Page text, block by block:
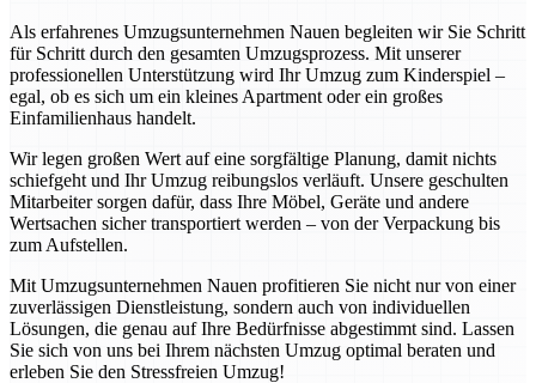
Als erfahrenes Umzugsunternehmen Nauen begleiten wir Sie Schritt
für Schritt durch den gesamten Umzugsprozess. Mit unserer
professionellen Unterstützung wird Ihr Umzug zum Kinderspiel –
egal, ob es sich um ein kleines Apartment oder ein großes
Einfamilienhaus handelt.
Wir legen großen Wert auf eine sorgfältige Planung, damit nichts
schiefgeht und Ihr Umzug reibungslos verläuft. Unsere geschulten
Mitarbeiter sorgen dafür, dass Ihre Möbel, Geräte und andere
Wertsachen sicher transportiert werden – von der Verpackung bis
zum Aufstellen.
Mit Umzugsunternehmen Nauen profitieren Sie nicht nur von einer
zuverlässigen Dienstleistung, sondern auch von individuellen
Lösungen, die genau auf Ihre Bedürfnisse abgestimmt sind. Lassen
Sie sich von uns bei Ihrem nächsten Umzug optimal beraten und
erleben Sie den Stressfreien Umzug!